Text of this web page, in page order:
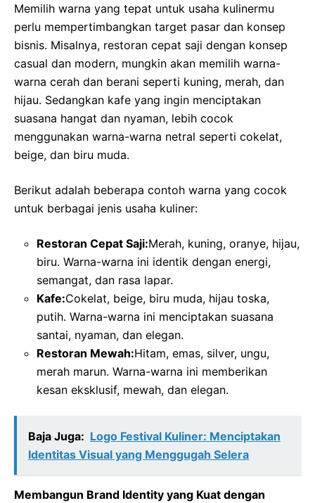
Memilih warna yang tepat untuk usaha kulinermu
perlu mempertimbangkan target pasar dan konsep
bisnis. Misalnya, restoran cepat saji dengan konsep
casual dan modern, mungkin akan memilih warna-
warna cerah dan berani seperti kuning, merah, dan
hijau. Sedangkan kafe yang ingin menciptakan
suasana hangat dan nyaman, lebih cocok
menggunakan warna-warna netral seperti cokelat,
beige, dan biru muda.
Berikut adalah beberapa contoh warna yang cocok
untuk berbagai jenis usaha kuliner:
Restoran Cepat Saji:Merah, kuning, oranye, hijau,
biru. Warna-warna ini identik dengan energi,
semangat, dan rasa lapar.
Kafe:Cokelat, beige, biru muda, hijau toska,
putih. Warna-warna ini menciptakan suasana
santai, nyaman, dan elegan.
Restoran Mewah:Hitam, emas, silver, ungu,
merah marun. Warna-warna ini memberikan
kesan eksklusif, mewah, dan elegan.
Baja Juga: Logo Festival Kuliner: Menciptakan
Identitas Visual yang Menggugah Selera
Membangun Brand Identity yang Kuat dengan